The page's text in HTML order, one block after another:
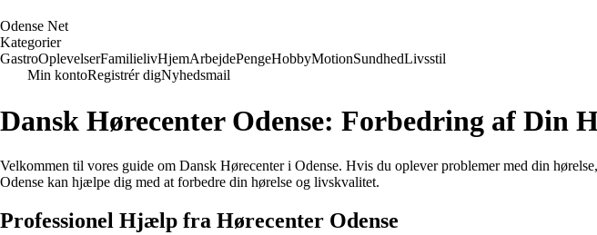
Odense Net
Kategorier
GastroOplevelserFamilielivHjemArbejdePengeHobbyMotionSundhedLivsstil
Min kontoRegistrér digNyhedsmail
Dansk Hørecenter Odense: Forbedring af Din
Velkommen til vores guide om Dansk Hørecenter i Odense. Hvis du oplever problemer med din
Odense kan hjælpe dig med at forbedre din hørelse og livskvalitet.
Professionel Hjælp fra Hørecenter Odense